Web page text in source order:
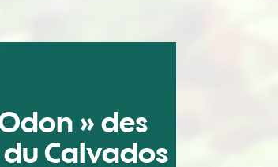
» des
du Calvados